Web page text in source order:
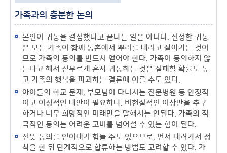
가족과의 충분한 논의
본인이 귀농을 결심했다고 끝나는 일은 아니다. 진정한 귀농
은 모든 가족이 함께 농촌에서 뿌리를 내리고 살아가는 것이
므로 가족의 동의를 반드시 얻어야 한다. 가족이 동의하지 않
는다고 해서 섣부르게 혼자 귀농하는 것은 실패할 확률도 높
고 가족의 행복을 파괴하는 결론에 이를 수도 있다.
아이들의 학교 문제, 부모님이 다니시는 전문병원 등 안정적
이고 이성적인 대안이 필요하다. 비현실적인 이상만을 추구
하거나 너무 희망적인 미래만을 말해서는 안된다. 가족의 적
극적인 동의는 어려운 고비를 넘어설 수 있는 힘이 된다.
선뜻 동의를 얻어내기 힘들 수도 있으므로, 먼저 내려가서 정
착을 한 뒤 단계적으로 합류하는 방법도 고려할 수 있다. 가